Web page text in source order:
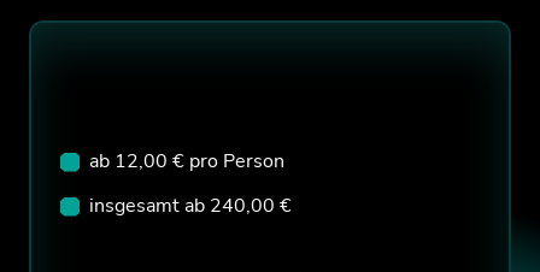
ab 12,00 € pro Person
insgesamt ab 240,00 €